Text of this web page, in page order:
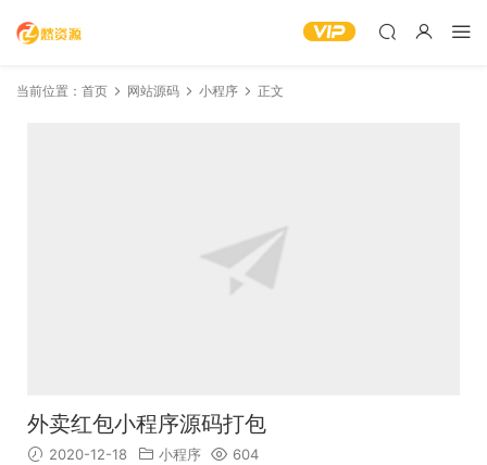
当前位置： 首页 网站源码 小程序 正文
外卖红包小程序源码打包
2020-12-18 小程序 604